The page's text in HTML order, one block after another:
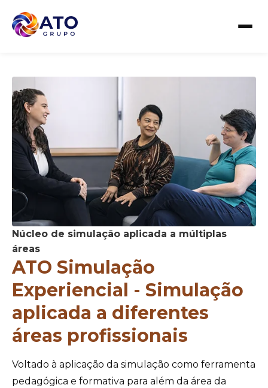
Núcleo de simulação aplicada a múltiplas
áreas
ATO Simulação
Experiencial - Simulação
aplicada a diferentes
áreas profissionais
Voltado à aplicação da simulação como ferramenta
pedagógica e formativa para além da área da